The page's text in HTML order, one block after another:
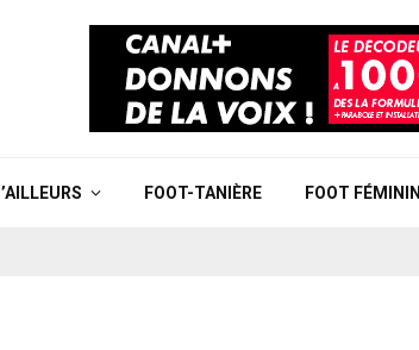
FOOT-TANIÈRE FOOT FÉMININ